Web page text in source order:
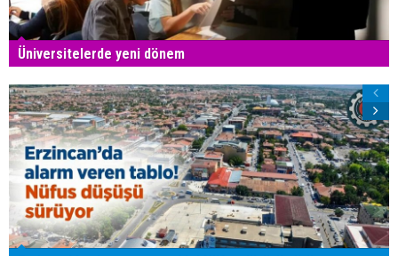
Üniversitelerde yeni dönem